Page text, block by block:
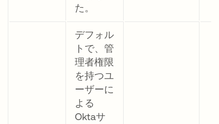
た。
デフォル
トで、管
理者権限
を持つユ
ーザーに
よる
Oktaサ